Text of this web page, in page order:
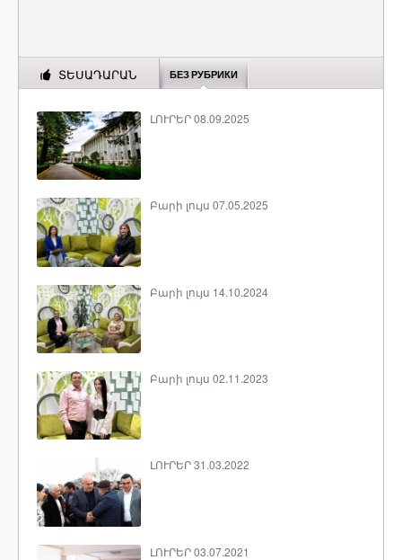
ՏԵՍԱԴԱՐԱՆ БЕЗ РУБРИКИ
ԼՈՒՐԵՐ 08.09.2025
Բարի լույս 07.05.2025
Բարի լույս 14.10.2024
Բարի լույս 02.11.2023
ԼՈՒՐԵՐ 31.03.2022
ԼՈՒՐԵՐ 03.07.2021